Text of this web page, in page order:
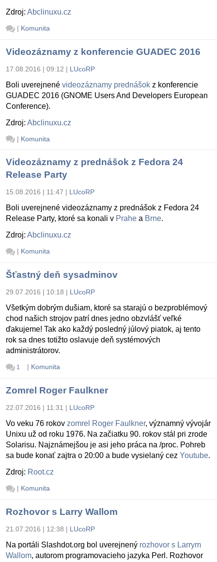
Zdroj: Abclinuxu.cz
| Komunita
Videozáznamy z konferencie GUADEC 2016
17.08.2016 | 09:12 | LUcoRP
Boli uverejnené videozáznamy prednášok z konferencie
GUADEC 2016 (GNOME Users And Developers European
Conference).
Zdroj: Abclinuxu.cz
| Komunita
Videozáznamy z prednášok z Fedora 24
Release Party
15.08.2016 | 11:47 | LUcoRP
Boli uverejnené videozáznamy z prednášok z Fedora 24
Release Party, ktoré sa konali v Prahe a Brne.
Zdroj: Abclinuxu.cz
| Komunita
Šťastný deň sysadminov
29.07.2016 | 10:18 | LUcoRP
Všetkým dobrým dušiam, ktoré sa starajú o bezproblémový
chod našich strojov patrí dnes jedno obzvlášť veľké
ďakujeme! Tak ako každý posledný júlový piatok, aj tento
rok sa dnes totižto oslavuje deň systémových
administrátorov.
1 | Komunita
Zomrel Roger Faulkner
22.07.2016 | 11:31 | LUcoRP
Vo veku 76 rokov zomrel Roger Faulkner, významný vývojár
Unixu už od roku 1976. Na začiatku 90. rokov stál pri zrode
Solarisu. Najznámejšou je asi jeho práca na /proc. Pohreb
sa bude konať zajtra o 20:00 a bude vysielaný cez Youtube.
Zdroj: Root.cz
| Komunita
Rozhovor s Larry Wallom
21.07.2016 | 12:38 | LUcoRP
Na portáli S lashdot.org bol uverejnený rozhovor s Larrym
Wallom, autorom programovacieho jazyka Perl. Rozhovor